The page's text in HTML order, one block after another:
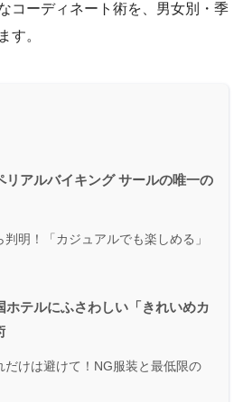
コーディネート術を、男女別・季
す。
リアルバイキング サールの唯一の
明！「カジュアルでも楽しめる」
ホテルにふさわしい「きれいめカ
だけは避けて！NG服装と最低限の